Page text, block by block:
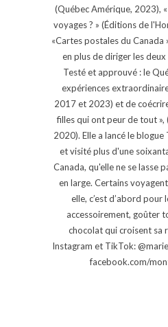
(Québec Amérique, 2023),
voyages ? » (Éditions de
«Cartes postales du Canada
en plus de diriger les
Testé et approuvé : le
expériences
2017 et 2023) et de
filles qui ont peur de tout »,
2020). Elle a lancé le
et visité plus d'une
Canada, qu'elle ne se lasse
en large. Certains
elle, c’est d’abord pour
accessoirement, goûter
chocolat qui croisent sa
Instagram et TikTok:
facebook.com/